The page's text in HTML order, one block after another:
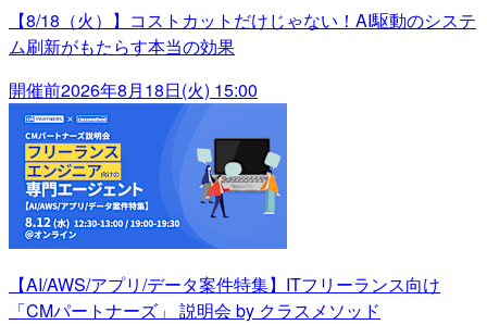
【8/18（火）】コストカットだけじゃない！AI駆動のシステ
ム刷新がもたらす本当の効果
開催前2026年8月18日(火) 15:00
【AI/AWS/アプリ/データ案件特集】ITフリーランス向け
「CMパートナーズ」 説明会 by クラスメソッド